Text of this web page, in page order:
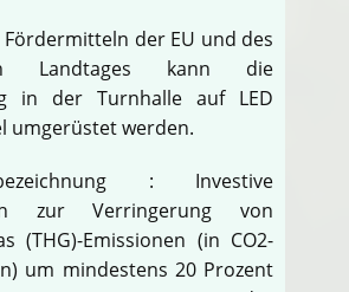
der EU und des
Landtages kann die
in der Turnhalle auf LED
umgerüstet werden.
: Investive
zur Verringerung von
(THG)-Emissionen (in CO2-
um mindestens 20 Prozent